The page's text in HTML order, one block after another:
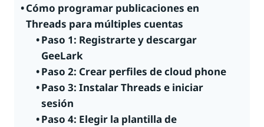
Cómo programar publicaciones en
Threads para múltiples cuentas
Paso 1: Registrarte y descargar
GeeLark
Paso 2: Crear perfiles de cloud phone
Paso 3: Instalar Threads e iniciar
sesión
Paso 4: Elegir la plantilla de